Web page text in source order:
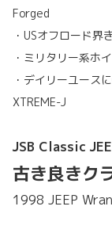
Forged
・USオフロード界
・ミリタリー系ホ
・デイリーユース
XTREME-J
JSB Classic
古き良きク
1998 JEEP